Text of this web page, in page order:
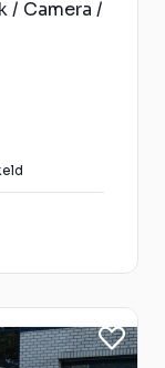
/ Camera /